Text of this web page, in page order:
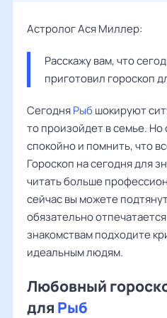
Астролог Ася Миллер:
Расскажу вам, что
приготовил гороскоп
СегодняРыб шокируют
то произойдет в семье. Но
спокойно и помнить, что
Гороскоп на сегодня для
читать больше
сейчас вы можете
обязательно
знакомствам подходите
идеальным людям.
Любовный
для Рыб